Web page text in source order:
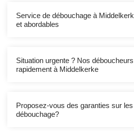
Service de débouchage à
et abordables
Situation urgente ? Nos
rapidement à Middelkerke
Proposez-vous des garanties sur
débouchage?